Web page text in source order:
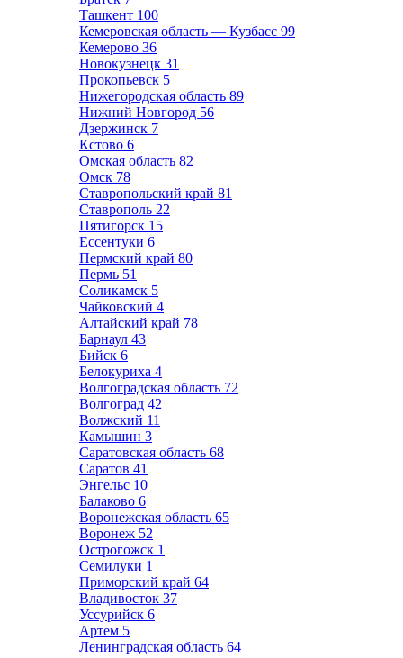
Ташкент 100
Кемеровская область — Кузбасс 99
Кемерово 36
Новокузнецк 31
Прокопьевск 5
Нижегородская область 89
Нижний Новгород 56
Дзержинск 7
Кстово 6
Омская область 82
Омск 78
Ставропольский край 81
Ставрополь 22
Пятигорск 15
Ессентуки 6
Пермский край 80
Пермь 51
Соликамск 5
Чайковский 4
Алтайский край 78
Барнаул 43
Бийск 6
Белокуриха 4
Волгоградская область 72
Волгоград 42
Волжский 11
Камышин 3
Саратовская область 68
Саратов 41
Энгельс 10
Балаково 6
Воронежская область 65
Воронеж 52
Острогожск 1
Семилуки 1
Приморский край 64
Владивосток 37
Уссурийск 6
Артем 5
Ленинградская область 64